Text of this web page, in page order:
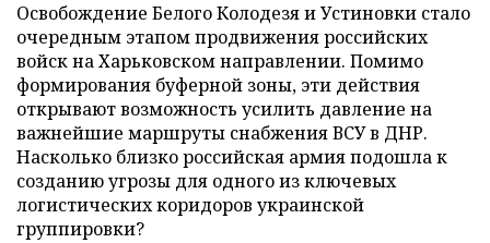
Освобождение Белого Колодезя и Устиновки стало
очередным этапом продвижения российских
войск на Харьковском направлении. Помимо
формирования буферной зоны, эти действия
открывают возможность усилить давление на
важнейшие маршруты снабжения ВСУ в ДНР.
Насколько близко российская армия подошла к
созданию угрозы для одного из ключевых
логистических коридоров украинской
группировки?